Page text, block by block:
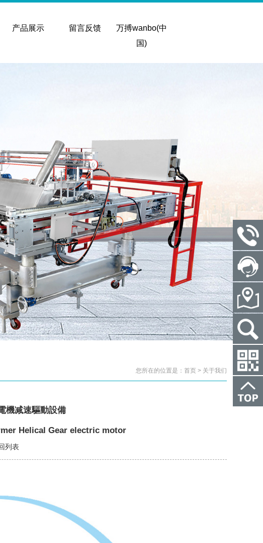
产品展示 留言反馈
万搏wanbo(中
国)
您所在的位置是：首页 > 关于我们
機减速驅動設備
Helical Gear electric motor
列表